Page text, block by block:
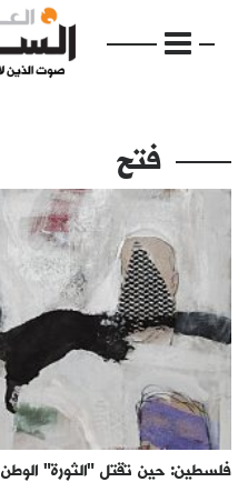
الرئيسية
مواضيع
إفتتاحية
فكرة
دفاتر
بالصورة
فتح
فلسطين: حين تقتل "الثورة" الوطن